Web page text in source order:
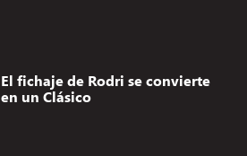
El fichaje de Rodri se convierte
en un Clásico